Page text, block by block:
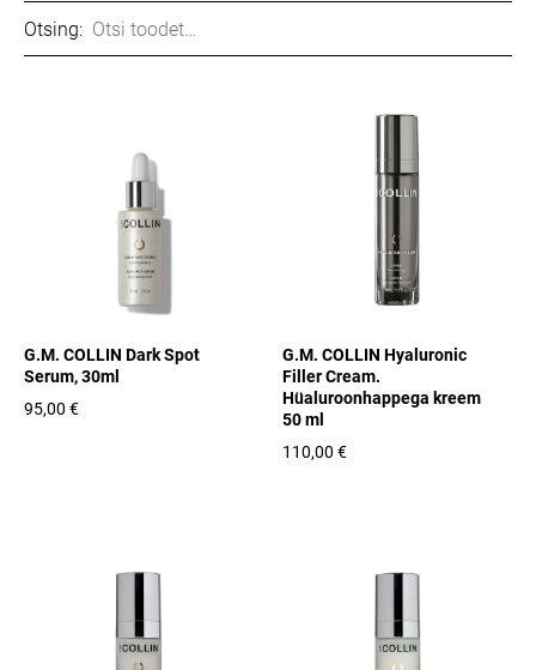
Otsing:
G.M. COLLIN Dark Spot
Serum, 30ml
95,00 €
G.M. COLLIN Hyaluronic
Filler Cream.
Hüaluroonhappega kreem
50 ml
110,00 €